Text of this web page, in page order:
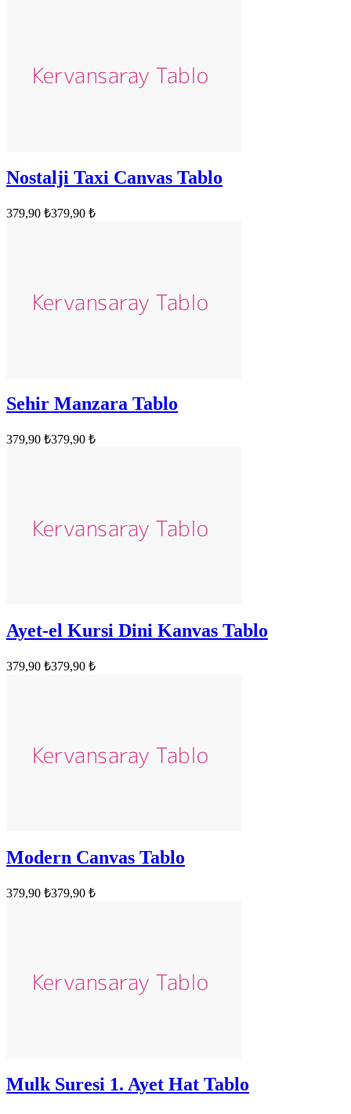
Nostalji Taxi Canvas Tablo
379,90 ₺379,90 ₺
Sehir Manzara Tablo
379,90 ₺379,90 ₺
Ayet-el Kursi Dini Kanvas Tablo
379,90 ₺379,90 ₺
Modern Canvas Tablo
379,90 ₺379,90 ₺
Mulk Suresi 1. Ayet Hat Tablo